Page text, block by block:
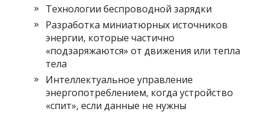
Технологии беспроводной зарядки
Разработка миниатюрных источников
энергии, которые частично
«подзаряжаются» от движения или тепла
тела
Интеллектуальное управление
энергопотреблением, когда устройство
«спит», если данные не нужны